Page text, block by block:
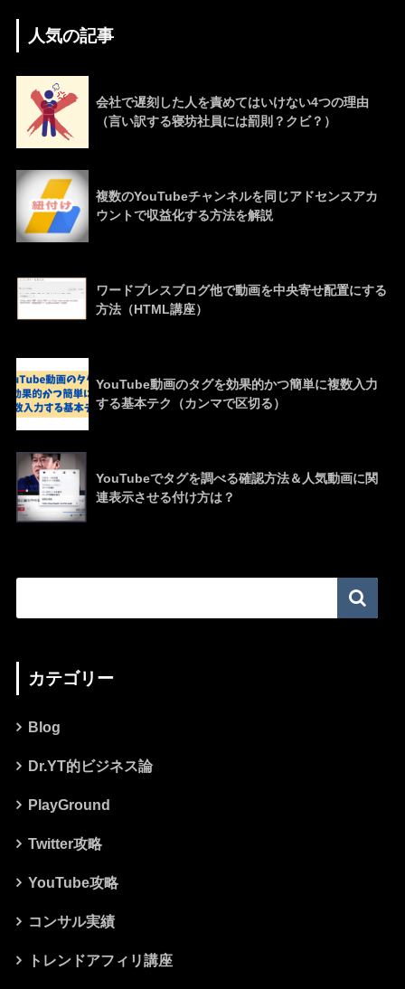
人気の記事
会社で遅刻した人を責めてはいけない4つの理由
（言い訳する寝坊社員には罰則？クビ？）
複数のYouTubeチャンネルを同じアドセンスアカ
ウントで収益化する方法を解説
ワードプレスブログ他で動画を中央寄せ配置にする
方法（HTML講座）
YouTube動画のタグを効果的かつ簡単に複数入力
する基本テク（カンマで区切る）
YouTubeでタグを調べる確認方法＆人気動画に関
連表示させる付け方は？
カテゴリー
Blog
Dr.YT的ビジネス論
PlayGround
Twitter攻略
YouTube攻略
コンサル実績
トレンドアフィリ講座